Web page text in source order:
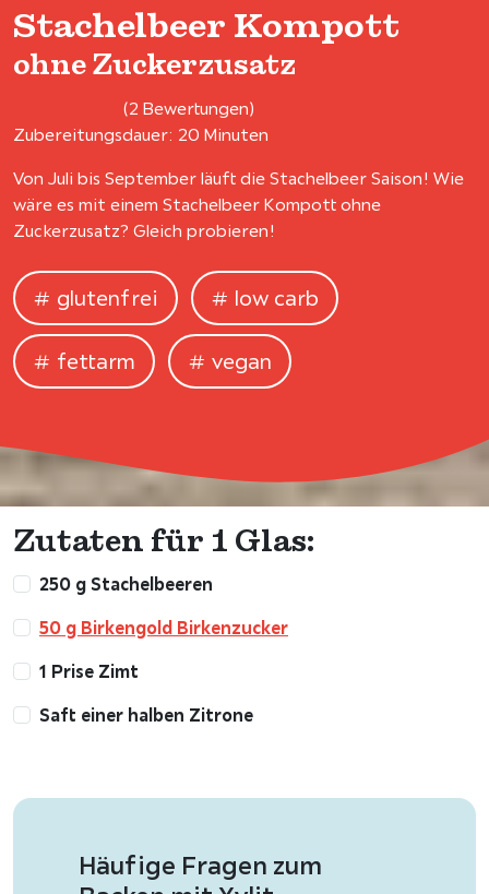
Stachelbeer Kompott
ohne Zuckerzusatz
(2 Bewertungen)
Zubereitungsdauer: 20 Minuten
Von Juli bis September läuft die Stachelbeer Saison! Wie
wäre es mit einem Stachelbeer Kompott ohne
Zuckerzusatz? Gleich probieren!
glutenfrei low carb
fettarm vegan
Zutaten für 1 Glas:
250 g Stachelbeeren
50 g Birkengold Birkenzucker
1 Prise Zimt
Saft einer halben Zitrone
Häufige Fragen zum